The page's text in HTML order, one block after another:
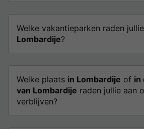
Welke vakantieparken raden
Lombardije?
Welke plaats in Lombardije of in
van Lombardije raden jullie aan
verblijven?